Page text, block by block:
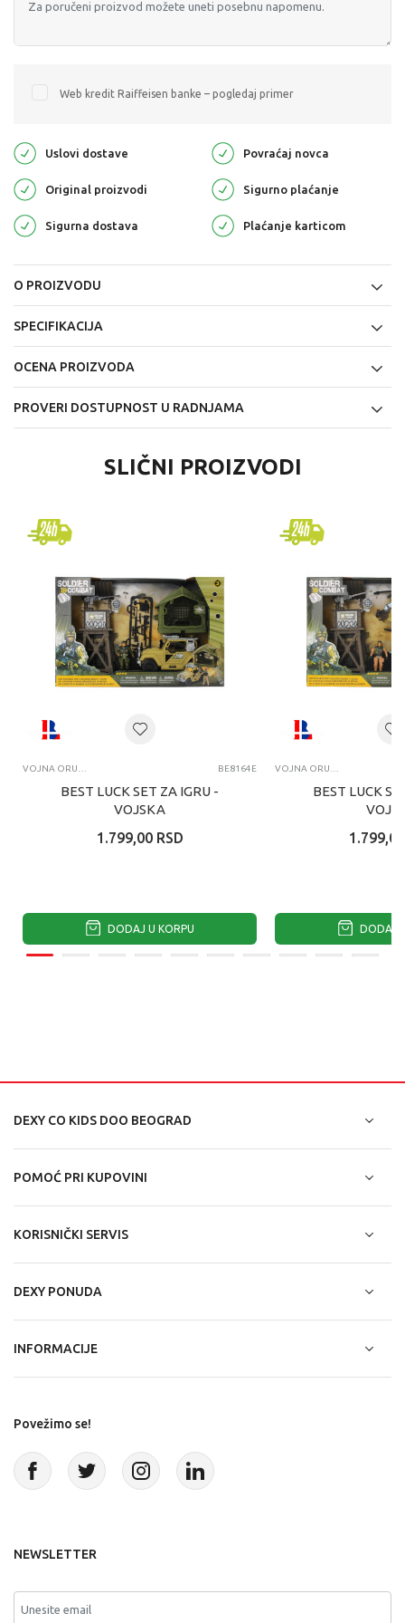
Web kredit Raiffeisen banke – pogledaj primer
Uslovi dostave Povraćaj novca
Original proizvodi Sigurno plaćanje
Sigurna dostava Plaćanje karticom
O PROIZVODU
SPECIFIKACIJA
OCENA PROIZVODA
PROVERI DOSTUPNOST U RADNJAMA
SLIČNI PROIZVODI
BE8164E
BEST LUCK SET ZA IGRU -
VOJSKA
1.799,00 RSD
DODAJ U KORPU
BEST LUCK
1.799,00
DODAJ
DEXY CO KIDS DOO BEOGRAD
POMOĆ PRI KUPOVINI
KORISNIČKI SERVIS
DEXY PONUDA
INFORMACIJE
Povežimo se!
NEWSLETTER